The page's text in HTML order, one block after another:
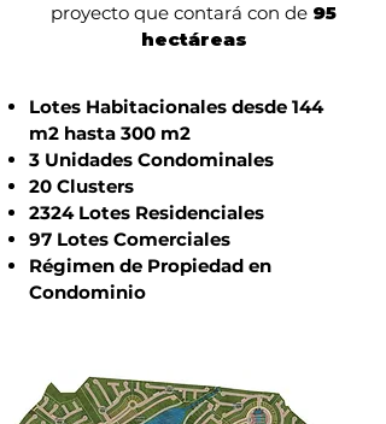
proyecto que contará con de 95
hectáreas
Lotes Habitacionales desde 144
m2 hasta 300 m2
3 Unidades Condominales
20 Clusters
2324 Lotes Residenciales
97 Lotes Comerciales
Régimen de Propiedad en
Condominio